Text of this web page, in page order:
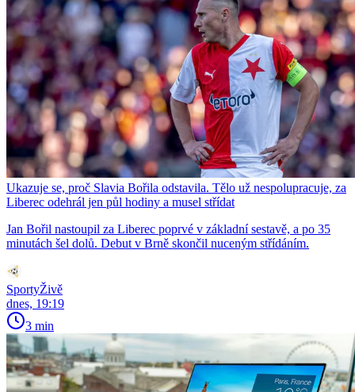
Ukazuje se, proč Slavia Bořila odstavila. Tělo už nespolupracuje, za
Liberec odehrál jen půl hodiny a musel střídat
Jan Bořil nastoupil za Liberec poprvé v základní sestavě, a po 35
minutách šel dolů. Debut v Brně skončil nuceným střídáním.
SportyŽivě
dnes, 19:19
3 min